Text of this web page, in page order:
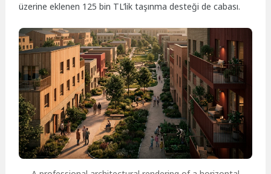
üzerine eklenen 125 bin TL’lik taşınma desteği de cabası.